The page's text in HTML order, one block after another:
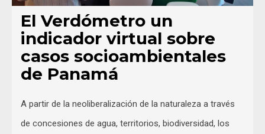
El Verdómetro un
indicador virtual sobre
casos socioambientales
de Panamá
A partir de la neoliberalización de la naturaleza a través
de concesiones de agua, territorios, biodiversidad, los